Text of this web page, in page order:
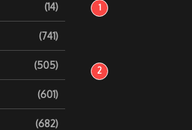
(14)
(741)
(505)
(601)
(682)
1
2